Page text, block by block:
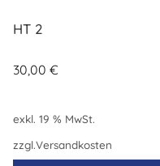
HT 2
30,00 €
exkl. 19 % MwSt.
zzgl.Versandkosten